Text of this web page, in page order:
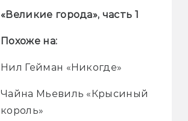
«Великие города», часть 1
Похоже на:
Нил Гейман «Никогде»
Чайна Мьевиль «Крысиный
король»